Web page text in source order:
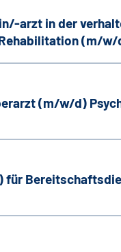
arzt in der
(m/w/
(m/w/d)
für